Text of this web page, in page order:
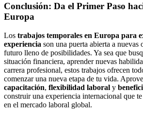
Conclusión: Da el Primer Paso
Europa
Los trabajos temporales en Europa para
experiencia son una puerta abierta a nuevas
futuro lleno de posibilidades. Ya sea que
situación financiera, aprender nuevas
carrera profesional, estos trabajos ofrecen
comenzar una nueva etapa de tu vida.
capacitación, flexibilidad laboral y
construir una experiencia internacional que te
en el mercado laboral global.